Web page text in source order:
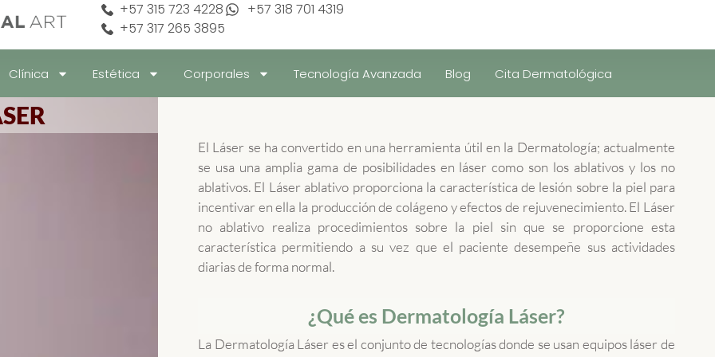
+57 315 723 4228
+57 317 265 3895
+57 318 701 4319
Clínica Estética Corporales Tecnología Avanzada Blog Cita Dermatológica
El Láser se ha convertido en una herramienta útil en la Dermatología; actualmente
se usa una amplia gama de posibilidades en láser como son los ablativos y los no
ablativos. El Láser ablativo proporciona la característica de lesión sobre la piel para
incentivar en ella la producción de colágeno y efectos de rejuvenecimiento. El Láser
no ablativo realiza procedimientos sobre la piel sin que se proporcione esta
característica permitiendo a su vez que el paciente desempeñe sus actividades
diarias de forma normal.
¿Qué es Dermatología Láser?
La Dermatología Láser es el conjunto de tecnologías donde se usan equipos láser de